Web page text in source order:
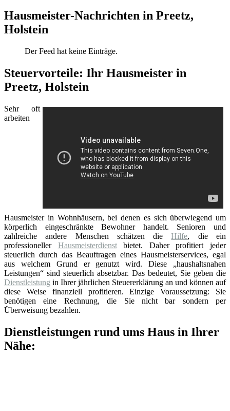
Hausmeister-Nachrichten in Preetz,
Holstein
Der Feed hat keine Einträge.
Steuervorteile: Ihr Hausmeister in
Preetz, Holstein
Sehr oft
arbeiten
Hausmeister in Wohnhäusern, bei denen es sich überwiegend um
körperlich eingeschränkte Bewohner handelt. Senioren und
zahlreiche andere Menschen schätzen dieHilfe, die ein
professioneller Hausmeisterdienstbietet. Daher profitiert jeder
steuerlich durch das Beauftragen eines Hausmeisterservices, egal
aus welchem Grund er genutzt wird. Diese „haushaltsnahen
Leistungen“ sind steuerlich absetzbar. Das bedeutet, Sie geben die
Dienstleistung in Ihrer jährlichen Steuererklärung an und können auf
diese Weise finanziell profitieren. Einzige Voraussetzung: Sie
benötigen eine Rechnung, die Sie nicht bar sondern per
Überweisung bezahlen.
Dienstleistungen rund ums Haus in Ihrer
Nähe: